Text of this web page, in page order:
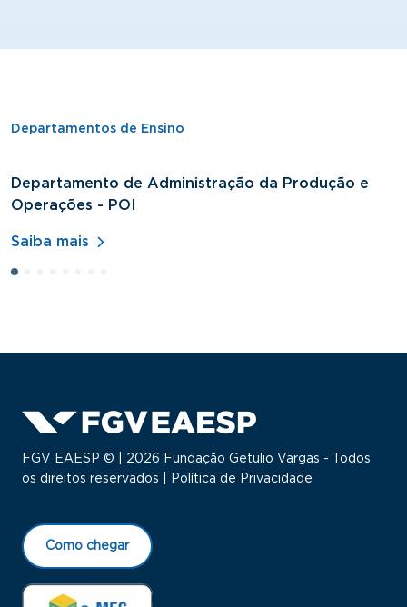
Departamentos de Ensino
Departamento de Administração da Produção e
Operações - POI
Saiba mais
FGV EAESP © | 2026 Fundação Getulio Vargas - Todos
os direitos reservados |
Política de Privacidade
Como chegar